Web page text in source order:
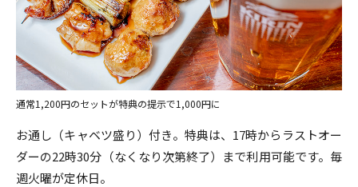
通常1,200円のセットが特典の提示で1,000円に
お通し（キャベツ盛り）付き。特典は、17時からラストオー
ダーの22時30分（なくなり次第終了）まで利用可能です。毎
週火曜が定休日。